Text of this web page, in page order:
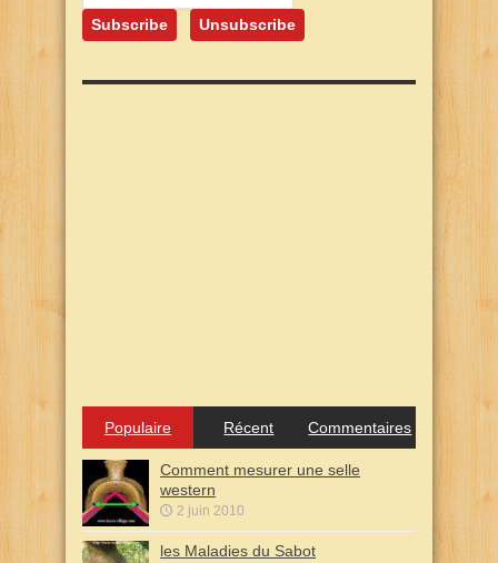
Populaire Récent Commentaires
Comment mesurer une selle
western
2 juin 2010
les Maladies du Sabot